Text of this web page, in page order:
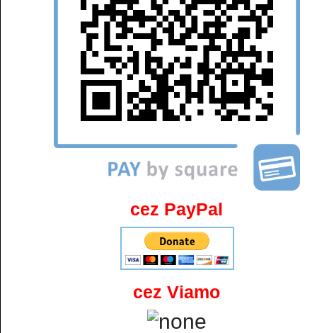
cez PayPal
cez Viamo